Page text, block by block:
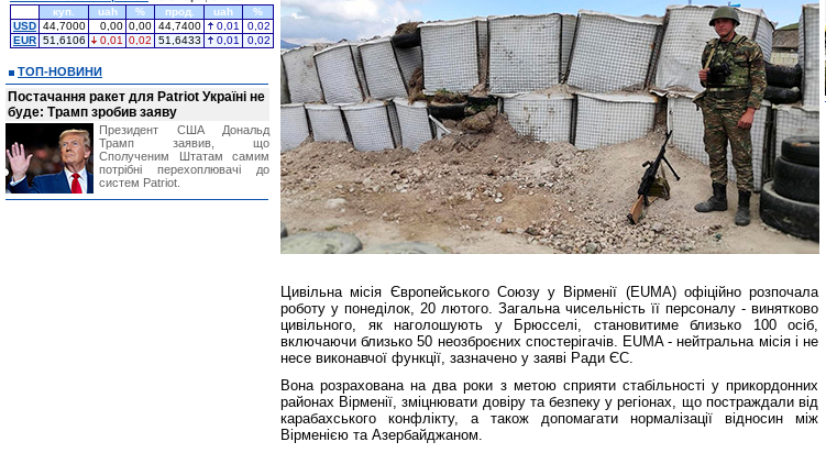
Цивільна місія Європейського Союзу у Вірменії (EUMA) офіційно розпочала
роботу у понеділок, 20 лютого. Загальна чисельність її персоналу - винятково
цивільного, як наголошують у Брюсселі, становитиме близько 100 осіб,
включаючи близько 50 неозброєних спостерігачів. EUMA - нейтральна місія і не
несе виконавчої функції, зазначено у заяві Ради ЄС.
Вона розрахована на два роки з метою сприяти стабільності у прикордонних
районах Вірменії, зміцнювати довіру та безпеку у регіонах, що постраждали від
карабахського конфлікту, а також допомагати нормалізації відносин між
Вірменією та Азербайджаном.
куп. uah % прод. uah
%
USD 44,7000 0,00 0,00 44,7400 0,01
0,02
EUR 51,6106 0,01 0,02 51,6433 0,01 0,02
ТОП-НОВИНИ
Постачання ракет для Patriot Україні не
буде: Трамп зробив заяву
Президент США Дональд
Трамп заявив, що
Сполученим Штатам самим
потрібні перехоплювачі до
систем Patriot.